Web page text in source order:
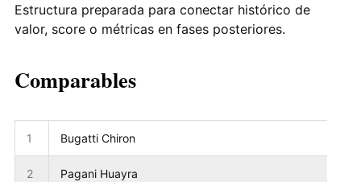
Estructura preparada para conectar histórico de
valor, score o métricas en fases posteriores.
Comparables
1 Bugatti Chiron
2 Pagani Huayra